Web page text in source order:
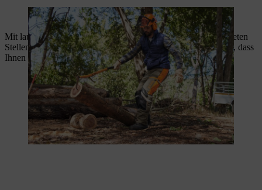
Eine Handpackzange hilft bei der Positionierung.
Mit laufender Sägekette können Sie nun an den gekennzeichneten
Stellen zu einem sauberen Schnitt ansetzen. Achten Sie darauf, dass
Ihnen das abgesägte Holzteil nicht auf die Füße fällt.